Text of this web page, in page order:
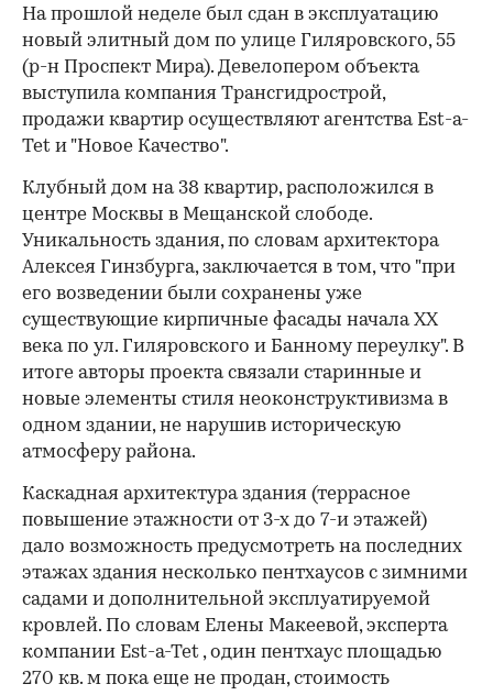
На прошлой неделе был сдан в эксплуатацию
новый элитный дом по улице Гиляровского, 55
(р-н Проспект Мира). Девелопером объекта
выступила компания Трансгидрострой,
продажи квартир осуществляют агентства Est-a-
Tet и "Новое Качество".
Клубный дом на 38 квартир, расположился в
центре Москвы в Мещанской слободе.
Уникальность здания, по словам архитектора
Алексея Гинзбурга, заключается в том, что "при
его возведении были сохранены уже
существующие кирпичные фасады начала ХХ
века по ул. Гиляровского и Банному переулку". В
итоге авторы проекта связали старинные и
новые элементы стиля неоконструктивизма в
одном здании, не нарушив историческую
атмосферу района.
Каскадная архитектура здания (террасное
повышение этажности от 3-х до 7-и этажей)
дало возможность предусмотреть на последних
этажах здания несколько пентхаусов с зимними
садами и дополнительной эксплуатируемой
кровлей. По словам Елены Макеевой, эксперта
компании Est-a-Tet , один пентхаус площадью
270 кв. м пока еще не продан, стоимость